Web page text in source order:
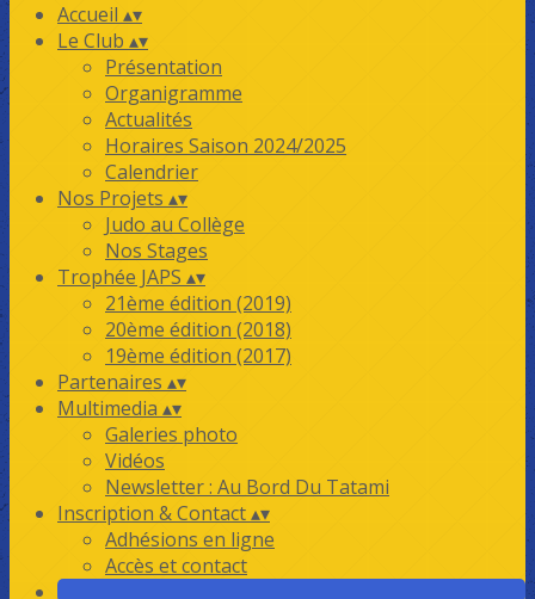
Accueil ▴▾
Le Club ▴▾
Présentation
Organigramme
Actualités
Horaires Saison 2024/2025
Calendrier
Nos Projets ▴▾
Judo au Collège
Nos Stages
Trophée JAPS ▴▾
21ème édition (2019)
20ème édition (2018)
19ème édition (2017)
Partenaires ▴▾
Multimedia ▴▾
Galeries photo
Vidéos
Newsletter : Au Bord Du Tatami
Inscription & Contact▴▾
Adhésions en ligne
Accès et contact